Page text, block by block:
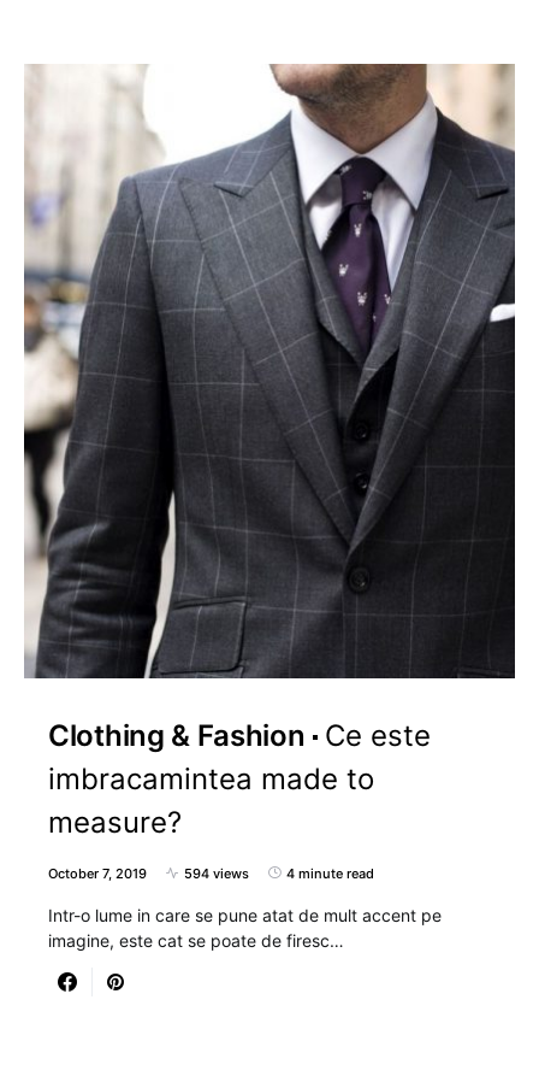
Clothing & Fashion
Ce este
imbracamintea made to
measure?
October 7, 2019 594 views 4 minute read
Intr-o lume in care se pune atat de mult accent pe
imagine, este cat se poate de firesc…